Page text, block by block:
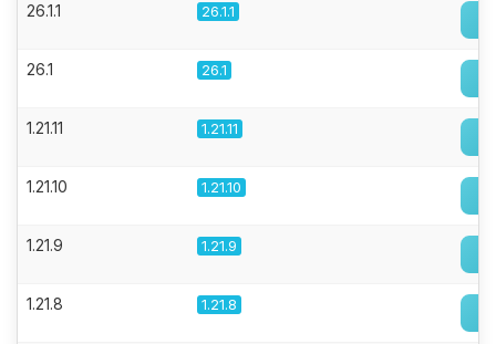
26.1.1 26.1.1
26.1 26.1
1.21.11 1.21.11
1.21.10 1.21.10
1.21.9 1.21.9
1.21.8 1.21.8